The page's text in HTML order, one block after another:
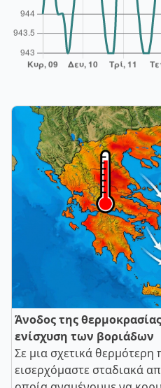
Άνοδος της
ενίσχυση των βοριάδων
Σε μια σχετικά θερμότερη
εισερχόμαστε σταδιακά